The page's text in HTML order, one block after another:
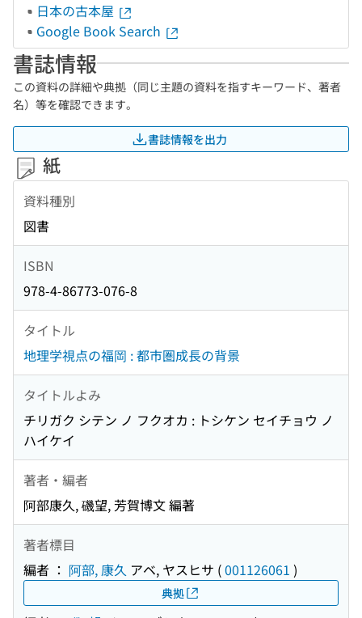
日本の古本屋
Google Book Search
書誌情報
この資料の詳細や典拠（同じ主題の資料を指すキーワード、著者
名）等を確認できます。
書誌情報を出力
紙
資料種別
図書
ISBN
978-4-86773-076-8
タイトル
地理学視点の福岡 : 都市圏成長の背景
タイトルよみ
チリガク シテン ノ フクオカ : トシケン セイチョウ ノ
ハイケイ
著者・編者
阿部康久, 磯望, 芳賀博文 編著
著者標目
編者 ： 阿部, 康久 アベ, ヤスヒサ (001126061 )
典拠